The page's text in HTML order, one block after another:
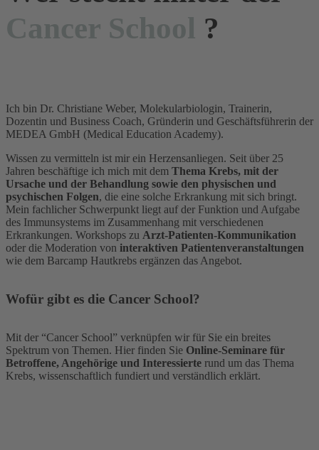
Cancer School ?
Ich bin Dr. Christiane Weber, Molekularbiologin, Trainerin,
Dozentin und Business Coach, Gründerin und Geschäftsführerin der
MEDEA GmbH (Medical Education Academy).
Wissen zu vermitteln ist mir ein Herzensanliegen. Seit über 25
Jahren beschäftige ich mich mit dem Thema Krebs, mit der
Ursache und der Behandlung sowie den physischen und
psychischen Folgen, die eine solche Erkrankung mit sich bringt.
Mein fachlicher Schwerpunkt liegt auf der Funktion und Aufgabe
des Immunsystems im Zusammenhang mit verschiedenen
Erkrankungen. Workshops zu Arzt-Patienten-Kommunikation
oder die Moderation von interaktiven Patientenveranstaltungen
wie dem Barcamp Hautkrebs ergänzen das Angebot.
Wofür gibt es die Cancer School?
Mit der “Cancer School” verknüpfen wir für Sie ein breites
Spektrum von Themen. Hier finden Sie Online-Seminare für
Betroffene, Angehörige und Interessierte rund um das Thema
Krebs, wissenschaftlich fundiert und verständlich erklärt.